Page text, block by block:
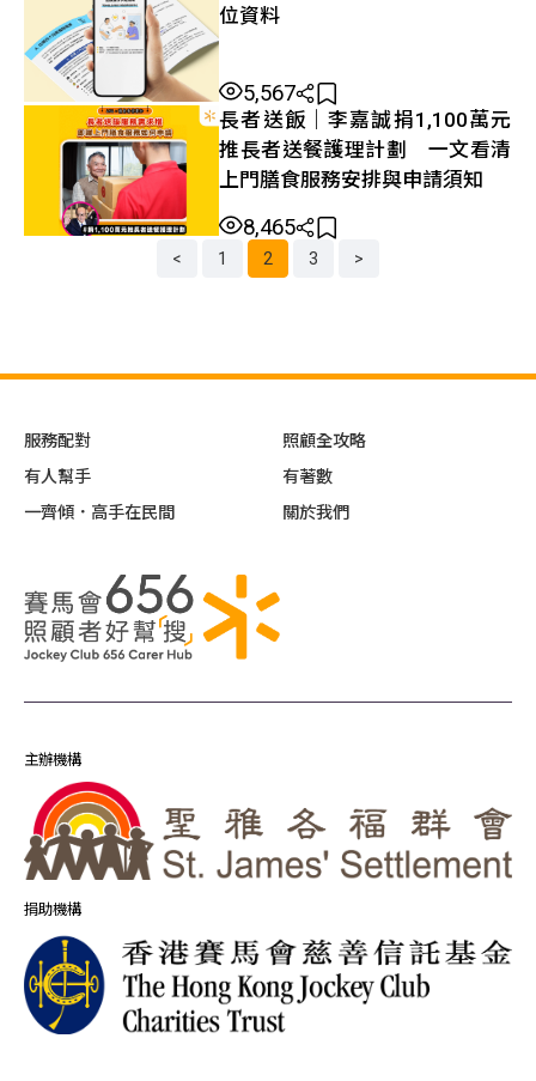
位資料
5,567
長者送飯｜李嘉誠捐1,100萬元
推長者送餐護理計劃 一文看清
上門膳食服務安排與申請須知
8,465
文
航
< 1 2 3 >
主辦機構
捐助機構
服務配對
有人幫手
一齊傾．高手在民間
照顧全攻略
有著數
關於我們